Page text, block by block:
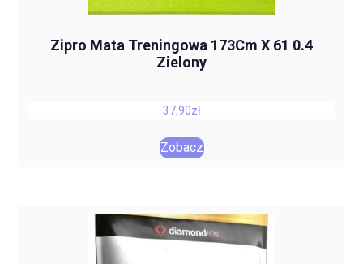
Zipro Mata Treningowa 173Cm X 61 0.4
Zielony
37,90zł
Zobacz